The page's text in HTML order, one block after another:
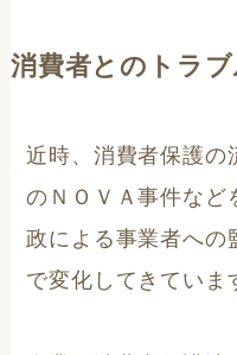
消費者とのトラ
近時、消費者保護の
のＮＯＶＡ事件など
政による事業者への
で変化してきていま